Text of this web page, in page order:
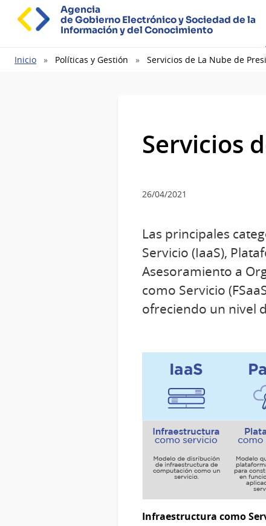
Agencia
de Gobierno Electrónico y Sociedad de la
Información y del Conocimiento
Ruta
Inicio Políticas y Gestión Servicios de La Nube de
Servicios
26/04/2021
Las principales
Servicio (IaaS),
Asesoramiento a
como Servicio
ofreciendo un nivel
Infraestructura como